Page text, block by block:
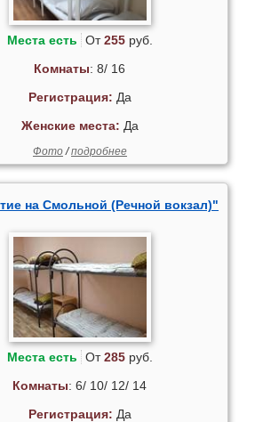
Места есть От255руб.
Комнаты: 8/ 16
Регистрация: Да
Женские места: Да
Фото/подробнее
на Смольной (Речной вокзал)"
Места есть От285руб.
Комнаты: 6/ 10/ 12/ 14
Регистрация: Да